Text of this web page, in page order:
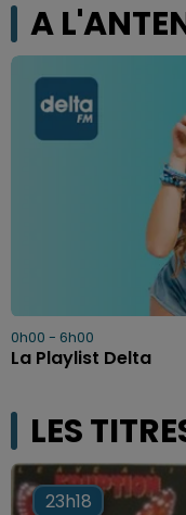
A
0h00 - 6h00
La Playlist Delta
LES
23h18
23h18